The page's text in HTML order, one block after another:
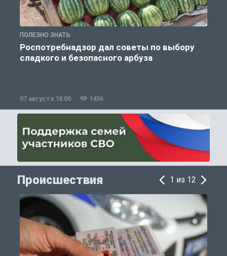
ПОЛЕЗНО ЗНАТЬ
Роспотребнадзор дал советы по выбору
сладкого и безопасного арбуза
07 августа 18:00 1436
Происшествия 1 из 12